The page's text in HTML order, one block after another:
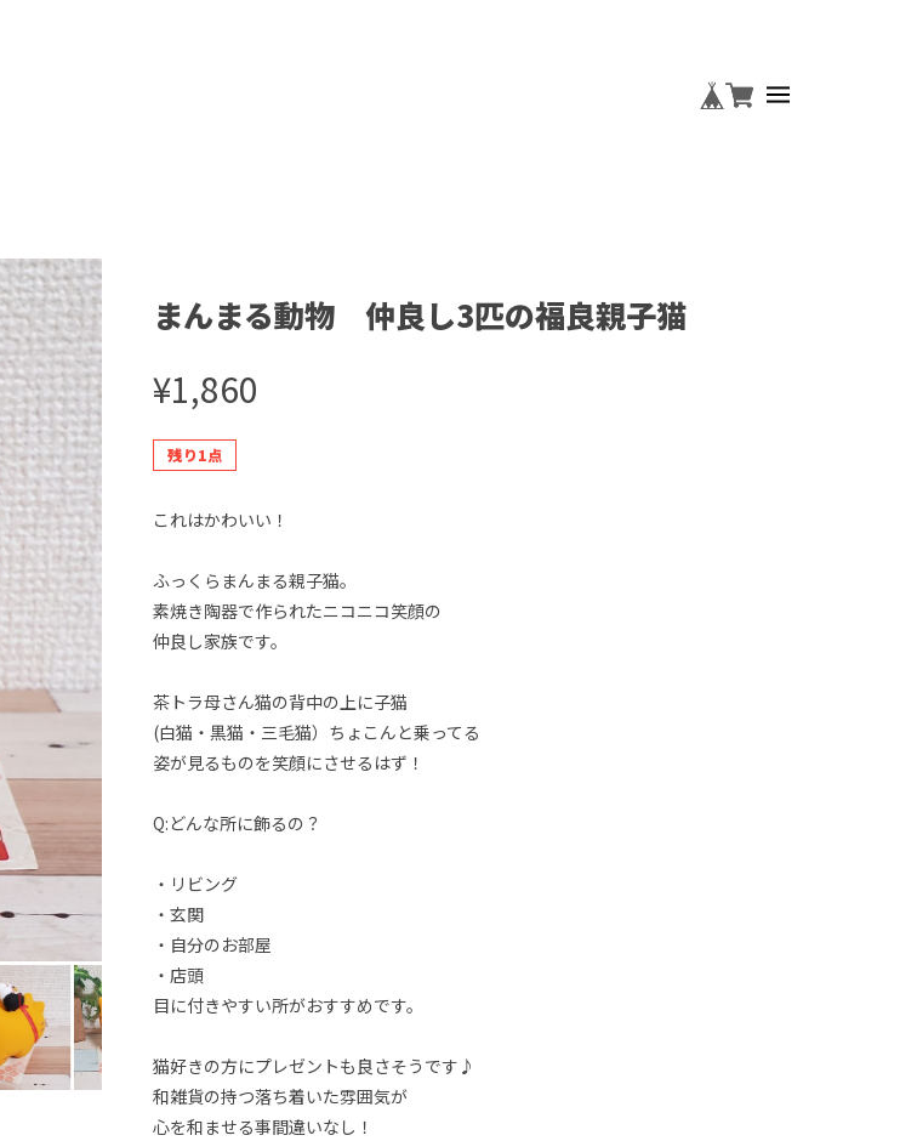
まんまる動物 仲良し3匹の福良親子猫
¥1,860
残り1点
これはかわいい！
ふっくらまんまる親子猫。
素焼き陶器で作られたニコニコ笑顔の
仲良し家族です。
茶トラ母さん猫の背中の上に子猫
(白猫・黒猫・三毛猫）ちょこんと乗ってる
姿が見るものを笑顔にさせるはず！
Q:どんな所に飾るの？
・リビング
・玄関
・自分のお部屋
・店頭
目に付きやすい所がおすすめです。
猫好きの方にプレゼントも良さそうです♪
和雑貨の持つ落ち着いた雰囲気が
心を和ませる事間違いなし！